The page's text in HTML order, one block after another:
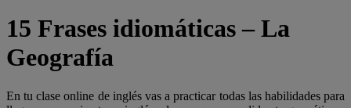
15 Frases idiomáticas – La
Geografía
En tu clase online de inglés vas a practicar todas las habilidades para